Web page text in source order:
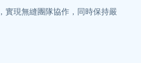
實現無縫團隊協作，同時保持嚴